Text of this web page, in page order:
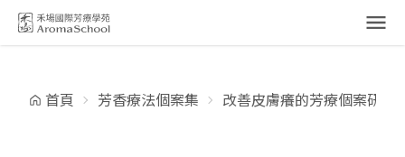
跳到主要內容
首頁 芳香療法個案集 改善皮膚癢的芳療個案研究